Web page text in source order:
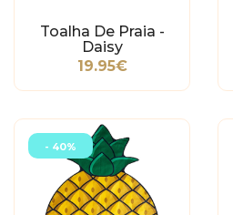
Toalha De Praia -
Daisy
19.95€
- 40%